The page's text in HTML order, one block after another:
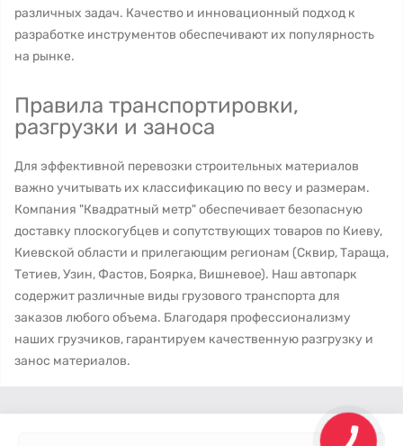
различных задач. Качество и инновационный подход к
разработке инструментов обеспечивают их популярность
на рынке.
Правила транспортировки,
разгрузки и заноса
Для эффективной перевозки строительных материалов
важно учитывать их классификацию по весу и размерам.
Компания "Квадратный метр" обеспечивает безопасную
доставку плоскогубцев и сопутствующих товаров по Киеву,
Киевской области и прилегающим регионам (Сквир, Тараща,
Тетиев, Узин, Фастов, Боярка, Вишневое). Наш автопарк
содержит различные виды грузового транспорта для
заказов любого объема. Благодаря профессионализму
наших грузчиков, гарантируем качественную разгрузку и
занос материалов.